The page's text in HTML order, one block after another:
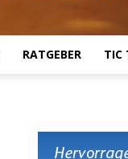
RATGEBER TIC